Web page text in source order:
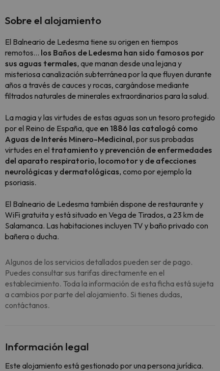
Sobre el alojamiento
El Balneario de Ledesma tiene su origen en tiempos
remotos… los Baños de Ledesma han sido famosos por
sus aguas termales, que manan desde una lejana y
misteriosa canalización subterránea por la que fluyen durante
años a través de cauces y rocas, cargándose mediante
filtrados naturales de minerales extraordinarios para la salud.
La magia y las virtudes de estas aguas son un tesoro protegido
por el Reino de España, que en 1886 las catalogó como
Aguas de Interés Minero-Medicinal, por sus probadas
virtudes en el tratamiento y prevención de enfermedades
del aparato respiratorio, locomotor y de afecciones
neurológicas y dermatológicas, como por ejemplo la
psoriasis.
El Balneario de Ledesma también dispone de restaurante y
WiFi gratuita y está situado en Vega de Tirados, a 23 km de
Salamanca. Las habitaciones incluyen TV y baño privado con
bañera o ducha.
Algunos de los servicios detallados pueden ser de pago.
Puedes consultar sus tarifas directamente en el
establecimiento. Toda la información de esta ficha está sujeta
a cambios por parte del alojamiento. Si tienes dudas,
contáctanos.
Información legal
Este alojamiento está gestionado por una persona jurídica.